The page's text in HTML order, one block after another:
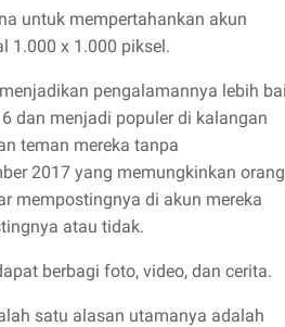
untuk mempertahankan akun
1.000 x 1.000 piksel.
pengalamannya lebih
dan menjadi populer di kalangan
teman mereka tanpa
2017 yang memungkinkan orang
mempostingnya di akun mereka
atau tidak.
berbagi foto, video, dan cerita.
satu alasan utamanya adalah